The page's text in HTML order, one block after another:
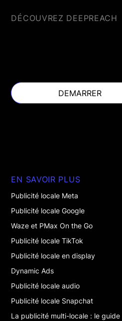
DÉCOUVREZ DEEPREACH
DEMARRER
DEMARRER
EN SAVOIR PLUS
Publicité locale Meta
Publicité locale Google
Waze et PMax On the Go
Publicité locale TikTok
Publicité locale en display
Dynamic Ads
Publicité locale audio
Publicité locale Snapchat
La publicité multi-locale : le guide